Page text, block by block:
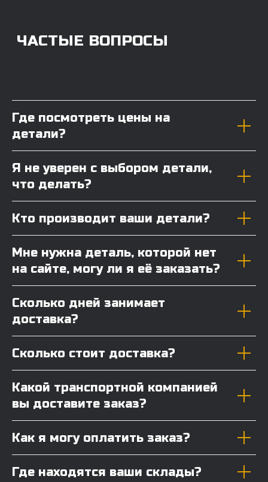
Где посмотреть цены на
детали?
Я не уверен с выбором детали,
что делать?
Кто производит ваши детали?
Мне нужна деталь, которой нет
на сайте, могу ли я её заказать?
Сколько дней занимает
доставка?
Сколько стоит доставка?
Какой транспортной компанией
вы доставите заказ?
Как я могу оплатить заказ?
Где находятся ваши склады?